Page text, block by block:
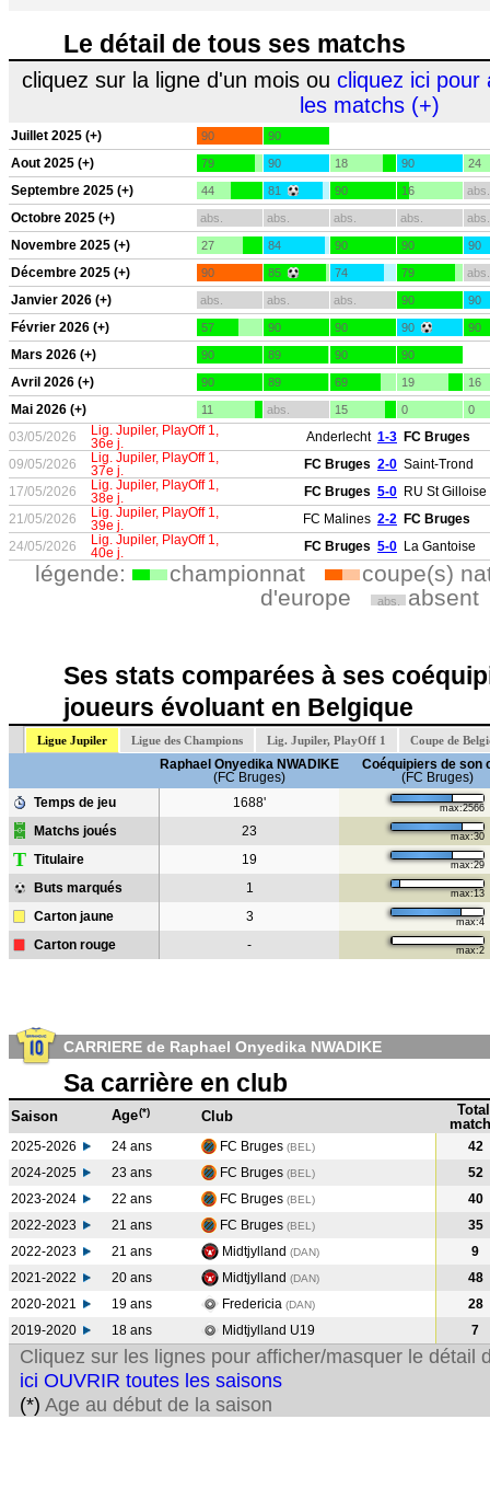
Le détail de tous ses matchs
cliquez sur la ligne d'un mois ou cliquez ici pour
les matchs (+)
Juillet 2025 (+) 90 90
Aout 2025 (+) 79 90 18 90 24
Septembre 2025 (+) 44 81 90 16 abs.
Octobre 2025 (+) abs. abs. abs. abs. abs.
Novembre 2025 (+) 27 84 90 90 90
Décembre 2025 (+) 90 85 74 79 abs.
Janvier 2026 (+) abs. abs. abs. 90 90
Février 2026 (+) 57 90 90 90 90
Mars 2026 (+) 90 89 90 90
Avril 2026 (+) 90 89 69 19 16
Mai 2026 (+) 11 abs. 15 0 0
03/05/2026
Lig. Jupiler, PlayOff 1,
36e j.
Anderlecht 1-3 FC Bruges
09/05/2026
Lig. Jupiler, PlayOff 1,
37e j.
FC Bruges 2-0 Saint-Trond
17/05/2026
Lig. Jupiler, PlayOff 1,
38e j.
FC Bruges 5-0 RU St Gilloise
21/05/2026
Lig. Jupiler, PlayOff 1,
39e j.
FC Malines 2-2 FC Bruges
24/05/2026
Lig. Jupiler, PlayOff 1,
40e j.
FC Bruges 5-0 La Gantoise
légende: championnat
coupe(s)
d'europe
abs. absent
Ses stats comparées à ses
joueurs évoluant en Belgique
Ligue Jupiler Ligue des Champions Lig. Jupiler, PlayOff 1 Coupe de
Raphael Onyedika NWADIKE
(FC Bruges)
Coéquipiers de son
(FC Bruges)
Temps de jeu
1688' max:2566
Matchs joués 23 max:30
T Titulaire 19 max:29
Buts marqués 1 max:13
Carton jaune 3 max:4
Carton rouge - max:2
CARRIERE de Raphael Onyedika NWADIKE
Sa carrière en club
Saison Age(*) Club
Total
2025-2026 24 ans FC Bruges (BEL)
42
2024-2025
23 ans FC Bruges (BEL )
52
2023-2024
22 ans FC Bruges (BEL )
40
2022-2023
21 ans FC Bruges (BEL )
35
2022-2023
21 ans Midtjylland (DAN)
9
2021-2022
20 ans Midtjylland (DAN)
48
2020-2021
19 ans Fredericia (DAN)
28
2019-2020
18 ans Midtjylland U19 7
Cliquez sur les lignes pour afficher/masquer le détail
ici OUVRIR toutes les saisons
(*) Age au début de la saison